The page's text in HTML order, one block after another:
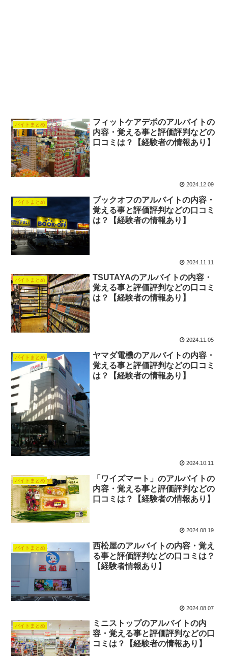
バイトまとめ
フィットケアデポのアルバイトの
内容・覚える事と評価評判などの
口コミは？【経験者の情報あり】
2024.12.09
バイトまとめ
ブックオフのアルバイトの内容・
覚える事と評価評判などの口コミ
は？【経験者の情報あり】
2024.11.11
バイトまとめ
TSUTAYAのアルバイトの内容・
覚える事と評価評判などの口コミ
は？【経験者の情報あり】
2024.11.05
バイトまとめ
ヤマダ電機のアルバイトの内容・
覚える事と評価評判などの口コミ
は？【経験者の情報あり】
2024.10.11
バイトまとめ
「ワイズマート」のアルバイトの
内容・覚える事と評価評判などの
口コミは？【経験者の情報あり】
2024.08.19
バイトまとめ
西松屋のアルバイトの内容・覚え
る事と評価評判などの口コミは？
【経験者情報あり】
2024.08.07
バイトまとめ
ミニストップのアルバイトの内
容・覚える事と評価評判などの口
コミは？【経験者の情報あり】